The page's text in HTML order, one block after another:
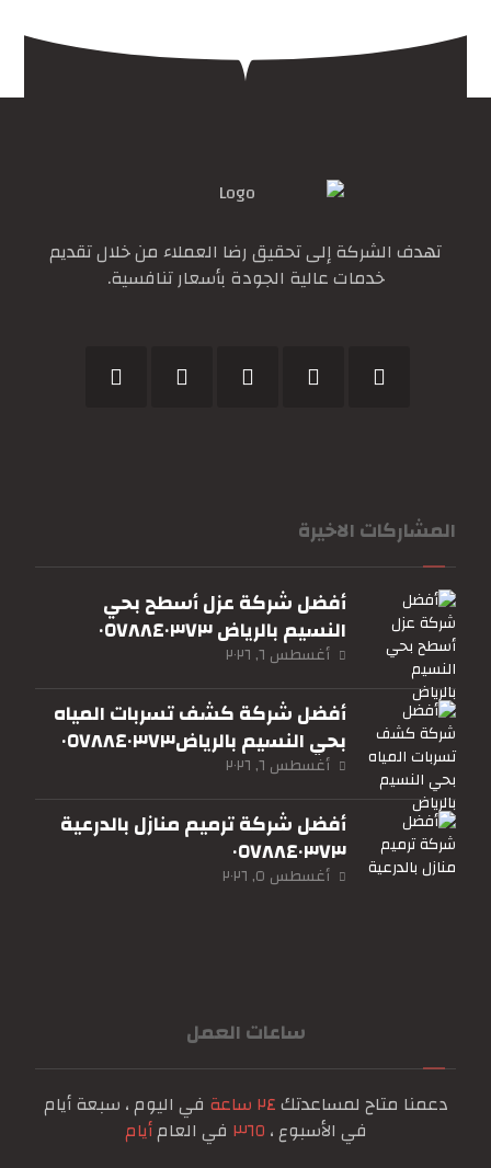
تهدف الشركة إلى تحقيق رضا العملاء من خلال تقديم
خدمات عالية الجودة بأسعار تنافسية.
المشاركات الاخيرة
أفضل شركة عزل أسطح بحي
النسيم بالرياض ٠٥٧٨٨٤٠٣٧٣
أغسطس ٦, ٢٠٢٦
أفضل شركة كشف تسربات المياه
بحي النسيم بالرياض٠٥٧٨٨٤٠٣٧٣
أغسطس ٦, ٢٠٢٦
أفضل شركة ترميم منازل بالدرعية
٠٥٧٨٨٤٠٣٧٣
أغسطس ٥, ٢٠٢٦
ساعات العمل
دعمنا متاح لمساعدتك٢٤ ساعة
في اليوم ، سبعة أيام
في الأسبوع ، ٣٦٥ في العامأيام